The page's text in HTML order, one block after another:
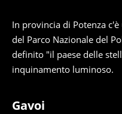
In provincia di Potenza
del Parco Nazionale del
definito "il paese delle
inquinamento luminoso.
Gavoi